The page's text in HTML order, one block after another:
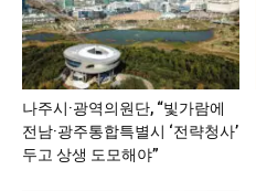
나주시·광역의원단, “빛가람에
전남·광주통합특별시 ‘전략청사’
두고 상생 도모해야”